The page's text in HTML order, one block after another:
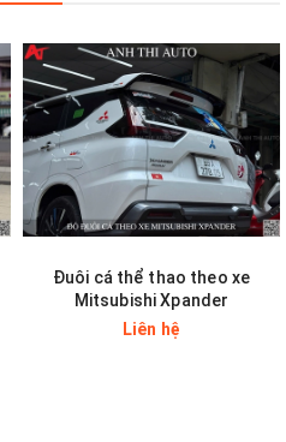
FB
Đuôi cá thể thao theo xe
Mitsubishi Xpander
Liên hệ